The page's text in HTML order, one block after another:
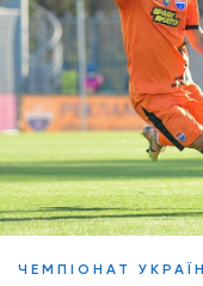
ЧЕМПІОНАТ